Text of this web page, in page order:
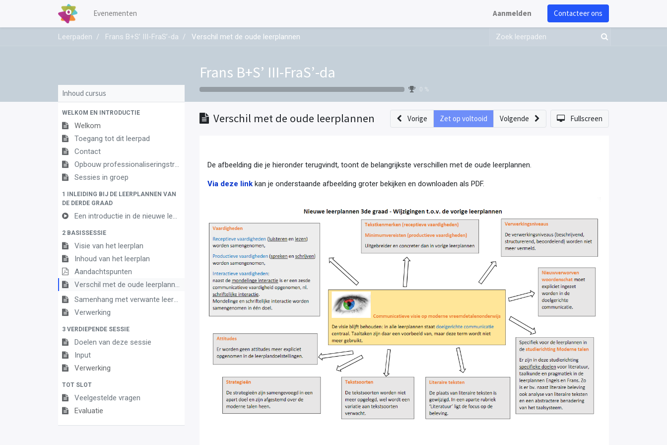
Evenementen Aanmelden Contacteer ons
Leerpaden Frans B+S’ III-FraS’-da Verschil met de oude leerplannen
Frans B+S’ III-FraS’-da
0 %
Inhoud cursus
WELKOM EN INTRODUCTIE
Welkom
Toegang tot dit leerpad
Contact
Opbouw professionaliseringstraject
Sessies in groep
1 INLEIDING BIJ DE LEERPLANNEN VAN
DE DERDE GRAAD
Een introductie in de nieuwe leerplannen van de derde graad
2 BASISSESSIE
Visie van het leerplan
Inhoud van het leerplan
Aandachtspunten
Verschil met de oude leerplannen
Samenhang met verwante leerplannen
Verwerking
3 VERDIEPENDE SESSIE
Doelen van deze sessie
Input
Verwerking
TOT SLOT
Veelgestelde vragen
Evaluatie
Verschil met de oude leerplannen Vorige Zet op voltooid Volgende Fullscreen
De afbeelding die je hieronder terugvindt, toont de belangrijkste verschillen met de oude leerplannen.
Via deze link kan je onderstaande afbeelding groter bekijken en downloaden als PDF.